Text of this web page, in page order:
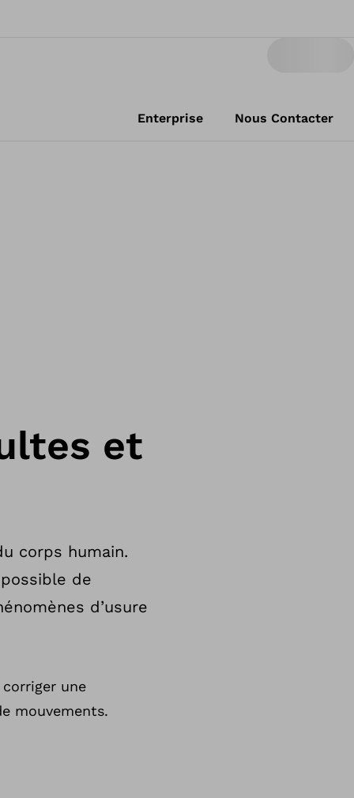
Enterprise Nous Contacter
et
corps humain.
de
d’usure
une
mouvements.